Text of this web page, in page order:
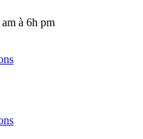
à 6h pm